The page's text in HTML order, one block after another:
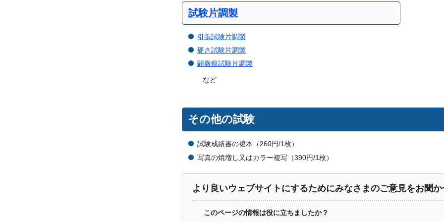
試験片調製
引張試験片調製
硬さ試験片調製
顕微鏡試験片調製
など
その他の試験
試験成績書の複本（260円/1枚）
写真の焼増し又はカラー複写（390円/1枚）
より良いウェブサイトにするためにみなさまのご意見をお聞
このページの情報は役に立ちましたか？